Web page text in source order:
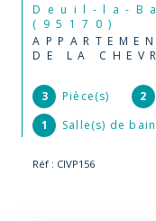
Deuil-la-Barre
(95170)
DE LA
3 Pièce(s) 2
1
Salle(s) de bain
Réf : CIVP156